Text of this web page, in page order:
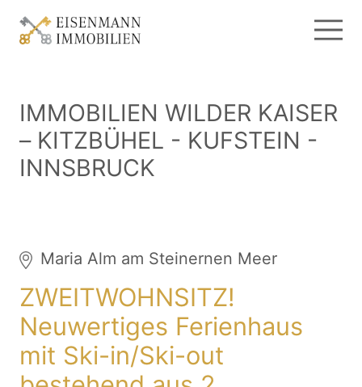
IMMOBILIEN WILDER KAISER
– KITZBÜHEL - KUFSTEIN -
INNSBRUCK
Maria Alm am Steinernen Meer
ZWEITWOHNSITZ!
Neuwertiges Ferienhaus
mit Ski-in/Ski-out